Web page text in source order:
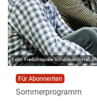
Freilichtspiele Schwäbisch Hall,
Für Abonnenten
Sommerprogramm